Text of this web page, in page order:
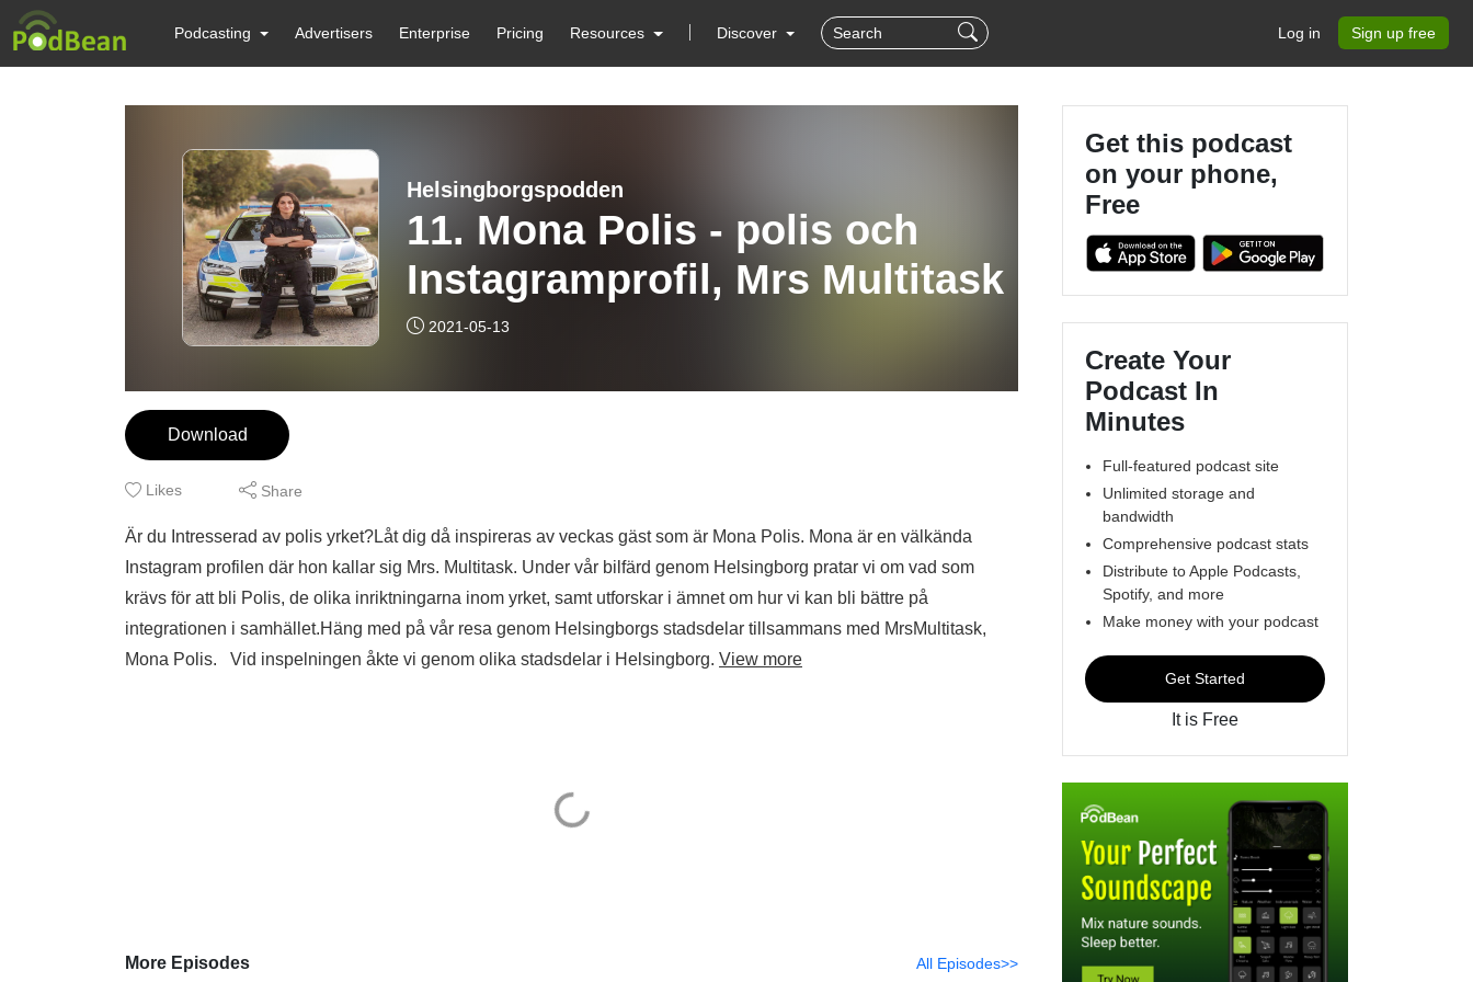
Podcasting Advertisers Enterprise Pricing Resources Discover Log in Sign up free
Helsingborgspodden
11. Mona Polis - polis och
Instagramprofil, Mrs Multitask
2021-05-13
Download
Likes Share
Är du Intresserad av polis yrket?Låt dig då inspireras av veckas gäst som är Mona Polis. Mona är en välkända
Instagram profilen där hon kallar sig Mrs. Multitask. Under vår bilfärd genom Helsingborg pratar vi om vad som
krävs för att bli Polis, de olika inriktningarna inom yrket, samt utforskar i ämnet om hur vi kan bli bättre på
integrationen i samhället.Häng med på vår resa genom Helsingborgs stadsdelar tillsammans med MrsMultitask,
Mona Polis. Vid inspelningen åkte vi genom olika stadsdelar i Helsingborg. View more
More Episodes All Episodes>>
Get this podcast
on your phone,
Free
Create Your
Podcast In
Minutes
Full-featured podcast site
Unlimited storage and
bandwidth
Comprehensive podcast stats
Distribute to Apple Podcasts,
Spotify, and more
Make money with your podcast
Get Started
It is Free